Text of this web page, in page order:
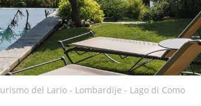
del Lario - Lombardije - Lago di Como